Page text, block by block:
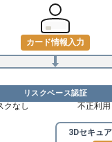
カード情報入力
リスクベース認証
クなし 不正利
3Dセキュ